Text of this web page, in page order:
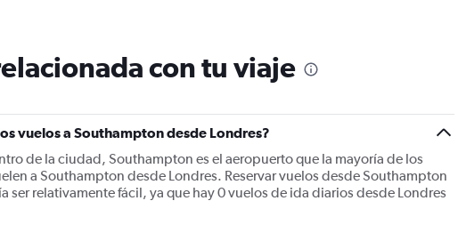
chart
has
Y
axis
displaying
Number
of
flights.
con tu viaje
vuelos a Southampton desde Londres?
de la ciudad, Southampton es el aeropuerto que la mayoría de los
a Southampton desde Londres. Reservar vuelos desde Southampton
ser relativamente fácil, ya que hay 0 vuelos de ida diarios desde Londres